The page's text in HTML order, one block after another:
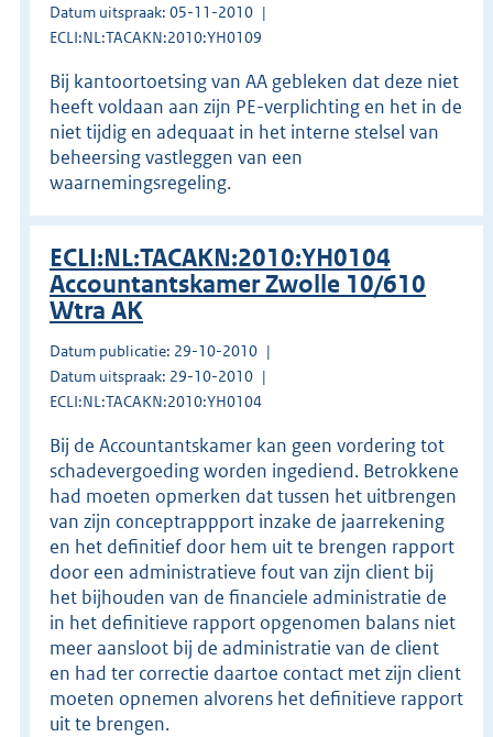
Datum uitspraak: 05-11-2010
ECLI:NL:TACAKN:2010:YH0109
Bij kantoortoetsing van AA gebleken dat deze niet
heeft voldaan aan zijn PE-verplichting en het in de
niet tijdig en adequaat in het interne stelsel van
beheersing vastleggen van een
waarnemingsregeling.
ECLI:NL:TACAKN:2010:YH0104
Accountantskamer Zwolle 10/610
Wtra AK
Datum publicatie: 29-10-2010
Datum uitspraak: 29-10-2010
ECLI:NL:TACAKN:2010:YH0104
Bij de Accountantskamer kan geen vordering tot
schadevergoeding worden ingediend. Betrokkene
had moeten opmerken dat tussen het uitbrengen
van zijn conceptrappport inzake de jaarrekening
en het definitief door hem uit te brengen rapport
door een administratieve fout van zijn client bij
het bijhouden van de financiele administratie de
in het definitieve rapport opgenomen balans niet
meer aansloot bij de administratie van de client
en had ter correctie daartoe contact met zijn client
moeten opnemen alvorens het definitieve rapport
uit te brengen.